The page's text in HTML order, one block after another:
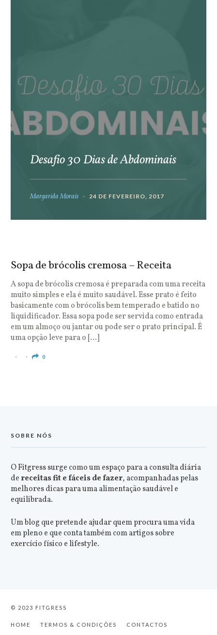
Desafio 30 Dias de Abdominais
Margarida Morais 24 DE FEVEREIRO, 2017
Sopa de brócolis cremosa – Receita
A sopa de brócolis cremosa é preparada com uma receita
muito simples e ela é muito saudável. Esse prato é feito
basicamente com o brócolis bem temperado e batido no
liquidificador. Essa sopa pode ser servida como entrada
em um almoço ou jantar ou pode ser o prato principal. É
uma opção leve para o […]
0
SOBRE NÓS
O Fitgress surge como um espaço para a consulta diária
dereceitas fit e fáceis de fazer, acompanhadas pelas
melhores dicas para uma alimentação saudável e
equilibrada.
Um blog que pretende ajudar quem procura uma vida
em pleno e que conta também com artigos sobre
exercício físico e lifestyle.
© 2023 FITGRESS
HOME TERMOS & CONDIÇÕES CONTACTOS